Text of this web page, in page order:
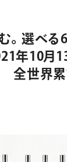
。選べる
年10月
全世界累
ゲルイン